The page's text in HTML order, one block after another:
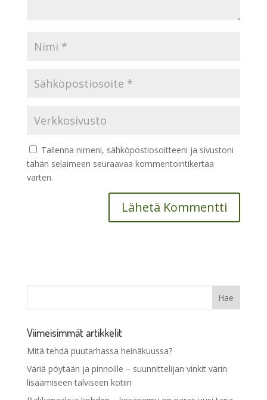
Tallenna nimeni, sähköpostiosoitteeni ja sivustoni
tähän selaimeen seuraavaa kommentointikertaa
varten.
Viimeisimmät artikkelit
Mitä tehdä puutarhassa heinäkuussa?
Väriä pöytään ja pinnoille – suunnittelijan vinkit värin
lisäämiseen talviseen kotiin